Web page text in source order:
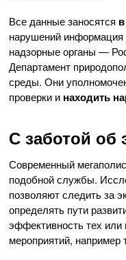
Все данные заносятся
нарушений информация
надзорные органы —
Департамент
среды. Они
проверки и находить
С заботой об
Современный
подобной службы.
позволяют следить за
определять пути
эффективность тех
мероприятий, например